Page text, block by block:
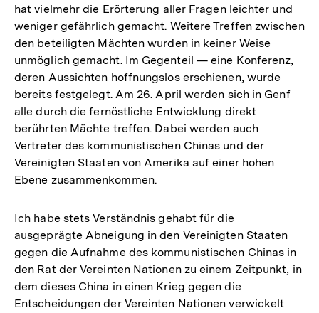
hat vielmehr die Erörterung aller Fragen leichter und
weniger gefährlich gemacht. Weitere Treffen zwischen
den beteiligten Mächten wurden in keiner Weise
unmöglich gemacht. Im Gegenteil — eine Konferenz,
deren Aussichten hoffnungslos erschienen, wurde
bereits festgelegt. Am 26. April werden sich in Genf
alle durch die fernöstliche Entwicklung direkt
berührten Mächte treffen. Dabei werden auch
Vertreter des kommunistischen Chinas und der
Vereinigten Staaten von Amerika auf einer hohen
Ebene zusammenkommen.
Ich habe stets Verständnis gehabt für die
ausgeprägte Abneigung in den Vereinigten Staaten
gegen die Aufnahme des kommunistischen Chinas in
den Rat der Vereinten Nationen zu einem Zeitpunkt, in
dem dieses China in einen Krieg gegen die
Entscheidungen der Vereinten Nationen verwickelt